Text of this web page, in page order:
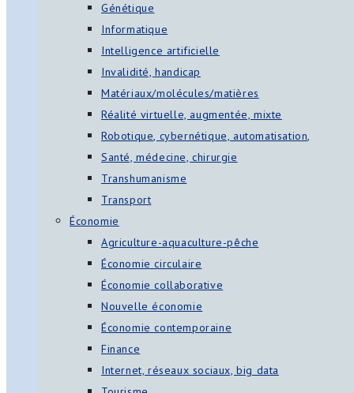
Génétique
Informatique
Intelligence artificielle
Invalidité, handicap
Matériaux/molécules/matières
Réalité virtuelle, augmentée, mixte
Robotique, cybernétique, automatisation,
Santé, médecine, chirurgie
Transhumanisme
Transport
Économie
Agriculture-aquaculture-pêche
Économie circulaire
Économie collaborative
Nouvelle économie
Économie contemporaine
Finance
Internet, réseaux sociaux, big data